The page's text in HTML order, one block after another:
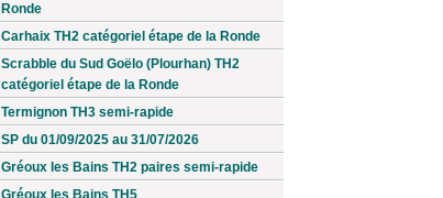
Ronde
Carhaix TH2 catégoriel étape de la Ronde
Scrabble du Sud Goëlo (Plourhan) TH2
catégoriel étape de la Ronde
Termignon TH3 semi-rapide
SP du 01/09/2025 au 31/07/2026
Gréoux les Bains TH2 paires semi-rapide